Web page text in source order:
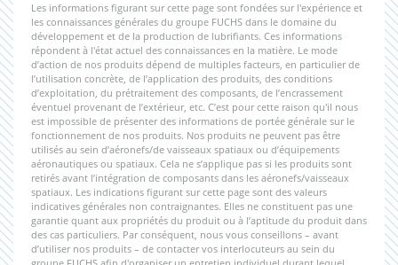
Les informations figurant sur cette page sont fondées sur l'expérience et
les connaissances générales du groupe FUCHS dans le domaine du
développement et de la production de lubrifiants. Ces informations
répondent à l'état actuel des connaissances en la matière. Le mode
d’action de nos produits dépend de multiples facteurs, en particulier de
l’utilisation concrète, de l’application des produits, des conditions
d’exploitation, du prétraitement des composants, de l’encrassement
éventuel provenant de l’extérieur, etc. C’est pour cette raison qu'il nous
est impossible de présenter des informations de portée générale sur le
fonctionnement de nos produits. Nos produits ne peuvent pas être
utilisés au sein d’aéronefs/de vaisseaux spatiaux ou d’équipements
aéronautiques ou spatiaux. Cela ne s’applique pas si les produits sont
retirés avant l’intégration de composants dans les aéronefs/vaisseaux
spatiaux. Les indications figurant sur cette page sont des valeurs
indicatives générales non contraignantes. Elles ne constituent pas une
garantie quant aux propriétés du produit ou à l’aptitude du produit dans
des cas particuliers. Par conséquent, nous vous conseillons – avant
d’utiliser nos produits – de contacter vos interlocuteurs au sein du